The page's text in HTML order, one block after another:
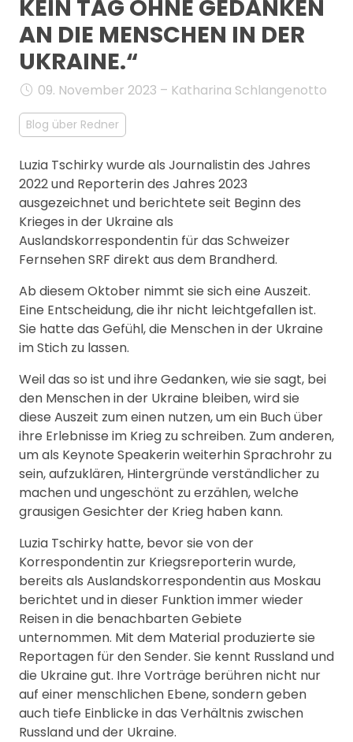
MANAGEMENT
FAQ
KEIN TAG OHNE GEDANKEN
AN DIE MENSCHEN IN DER
UKRAINE.“
09. November 2023 – Katharina Schlangenotto
Blog über Redner
Luzia Tschirky wurde als Journalistin des Jahres
2022 und Reporterin des Jahres 2023
ausgezeichnet und berichtete seit Beginn des
Krieges in der Ukraine als
Auslandskorrespondentin für das Schweizer
Fernsehen SRF direkt aus dem Brandherd.
Ab diesem Oktober nimmt sie sich eine Auszeit.
Eine Entscheidung, die ihr nicht leichtgefallen ist.
Sie hatte das Gefühl, die Menschen in der Ukraine
im Stich zu lassen.
Weil das so ist und ihre Gedanken, wie sie sagt, bei
den Menschen in der Ukraine bleiben, wird sie
diese Auszeit zum einen nutzen, um ein Buch über
ihre Erlebnisse im Krieg zu schreiben. Zum anderen,
um als Keynote Speakerin weiterhin Sprachrohr zu
sein, aufzuklären, Hintergründe verständlicher zu
machen und ungeschönt zu erzählen, welche
grausigen Gesichter der Krieg haben kann.
Luzia Tschirky hatte, bevor sie von der
Korrespondentin zur Kriegsreporterin wurde,
bereits als Auslandskorrespondentin aus Moskau
berichtet und in dieser Funktion immer wieder
Reisen in die benachbarten Gebiete
unternommen. Mit dem Material produzierte sie
Reportagen für den Sender. Sie kennt Russland und
die Ukraine gut. Ihre Vorträge berühren nicht nur
auf einer menschlichen Ebene, sondern geben
auch tiefe Einblicke in das Verhältnis zwischen
Russland und der Ukraine.